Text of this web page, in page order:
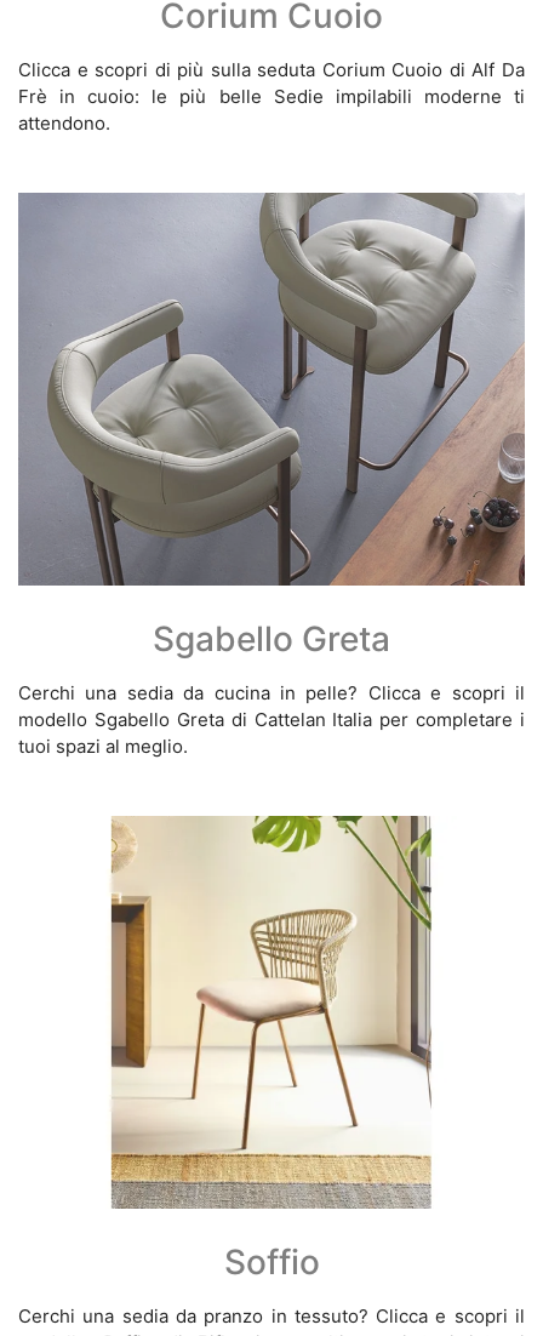
Corium Cuoio
Clicca e scopri di più sulla seduta Corium Cuoio di Alf Da
Frè in cuoio: le più belle Sedie impilabili moderne ti
attendono.
Sgabello Greta
Cerchi una sedia da cucina in pelle? Clicca e scopri il
modello Sgabello Greta di Cattelan Italia per completare i
tuoi spazi al meglio.
Soffio
Cerchi una sedia da pranzo in tessuto? Clicca e scopri il